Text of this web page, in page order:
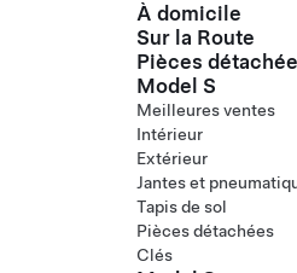
Passer au contenu principal
À domicile
Sur la Route
Pièces
Model S
Meilleures ventes
Intérieur
Extérieur
Jantes et
Tapis de sol
Pièces détachées
Clés